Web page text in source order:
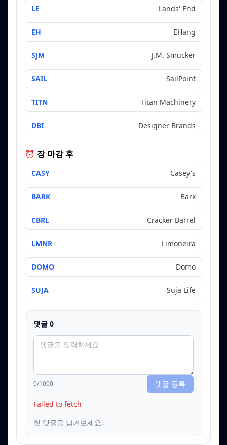
LE Lands' End
EH EHang
SJM J.M. Smucker
SAIL SailPoint
TITN Titan Machinery
DBI Designer Brands
⏰ 장 마감 후
CASY Casey's
BARK Bark
CBRL Cracker Barrel
LMNR Limoneira
DOMO Domo
SUJA Suja Life
댓글 0
0/1000 댓글 등록
Failed to fetch
첫 댓글을 남겨보세요.